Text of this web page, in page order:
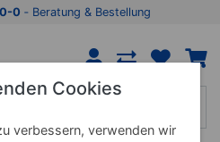
Zur Produktbeschreibung
0 ‐ Beratung & Bestellung
Cookies
verbessern, verwenden wir